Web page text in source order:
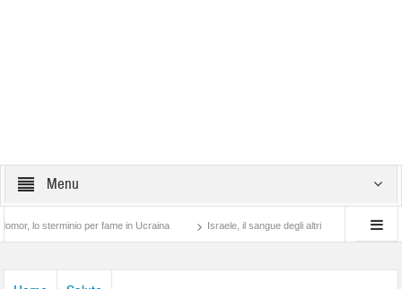
Menu
sterminio per fame in Ucraina Israele, il sangue degli altri Lotta di classe…